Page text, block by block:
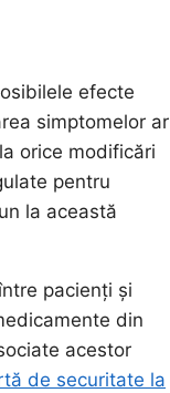
efecte
simptomelor ar
orice modificări
pentru
la această
pacienți și
din
acestor
de securitate la